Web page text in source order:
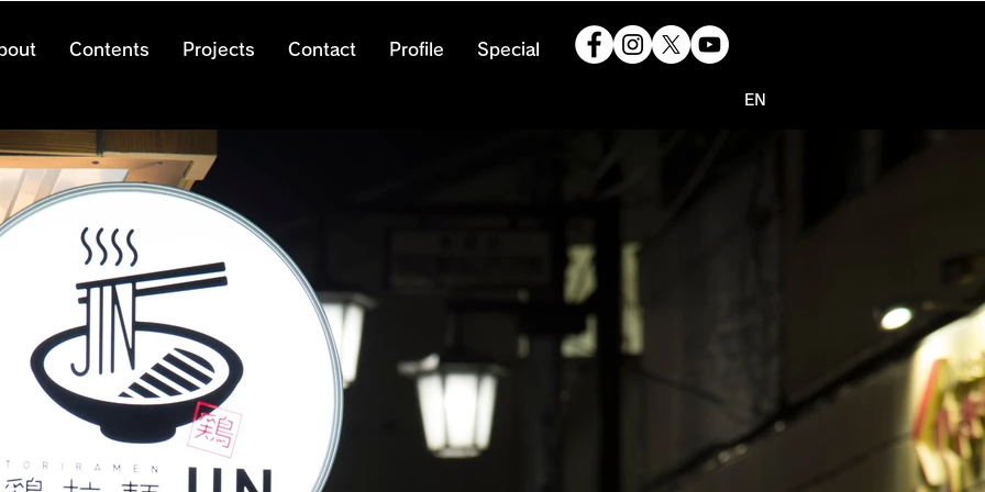
Contents Projects Contact Profile Special
EN